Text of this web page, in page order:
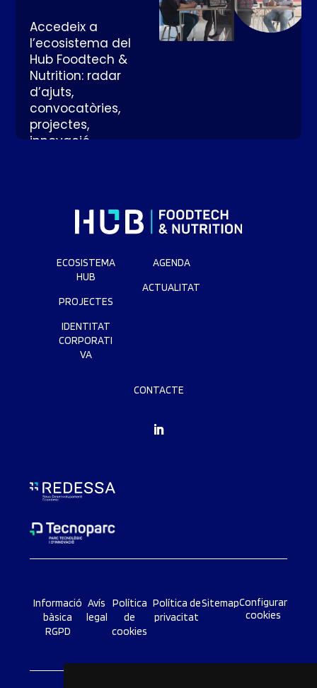
Accedeix a
l’ecosistema del
Hub Foodtech &
Nutrition: radar
d’ajuts,
convocatòries,
projectes,
innovació,
a empreses
alimentàries.
CONTACTAR
ECOSISTEMA
HUB
PROJECTES
IDENTITAT
CORPORATI
VA
AGENDA
ACTUALITAT
CONTACTE
Informació
bàsica
RGPD
Avís
legal
Política
de
cookies
Política de
privacitat
SitemapConfigurar
cookies